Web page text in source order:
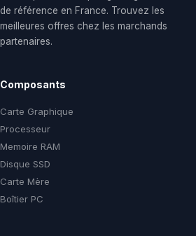
de référence en France. Trouvez les
meilleures offres chez les marchands
partenaires.
Composants
Carte Graphique
Processeur
Memoire RAM
Disque SSD
Carte Mère
Boîtier PC